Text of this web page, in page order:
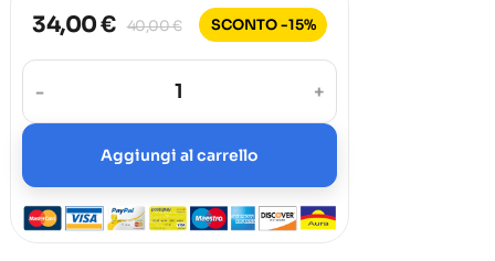
34,00 € 40,00 € SCONTO -15%
- +
Aggiungi al carrello